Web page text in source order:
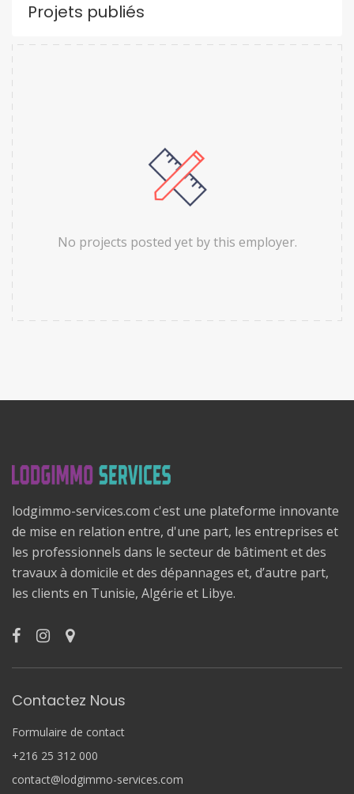
Projets publiés
No projects posted yet by this employer.
lodgimmo-services.com c'est une plateforme innovante
de mise en relation entre, d'une part, les entreprises et
les professionnels dans le secteur de bâtiment et des
travaux à domicile et des dépannages et, d’autre part,
les clients en Tunisie, Algérie et Libye.
Contactez Nous
Formulaire de contact
+216 25 312 000
contact@lodgimmo-services.com